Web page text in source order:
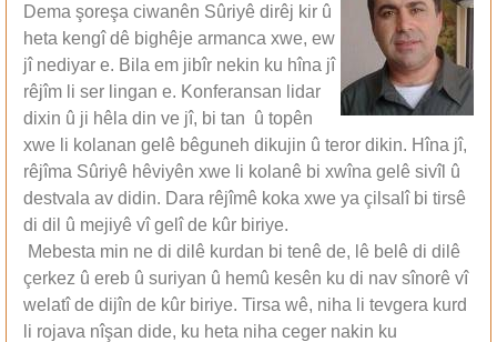
Dema şoreşa ciwanên Sûriyê dirêj kir û
heta kengî dê bighêje armanca xwe, ew
jî nediyar e. Bila em jibîr nekin ku hîna jî
rêjîm li ser lingan e. Konferansan lidar
dixin û ji hêla din ve jî, bi tan û topên
xwe li kolanan gelê bêguneh dikujin û teror dikin. Hîna jî,
rêjîma Sûriyê hêviyên xwe li kolanê bi xwîna gelê sivîl û
destvala av didin. Dara rêjîmê koka xwe ya çilsalî bi tirsê
di dil û mejiyê vî gelî de kûr biriye.
Mebesta min ne di dilê kurdan bi tenê de, lê belê di dilê
çerkez û ereb û suriyan û hemû kesên ku di nav sînorê vî
welatî de dijîn de kûr biriye. Tirsa wê, niha li tevgera kurd
li rojava nîşan dide, ku heta niha ceger nakin ku